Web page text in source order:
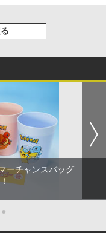
ーチャンスバッグ
●